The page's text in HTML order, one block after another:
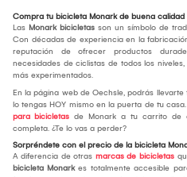
Compra tu bicicleta Monark de buena
Las Monark bicicletas son un símbolo de
Con décadas de experiencia en la
reputación de ofrecer productos
necesidades de ciclistas de todos los
más experimentados.
En la página web de Oechsle, podrás llevarte
lo tengas HOY mismo en la puerta de tu
para bicicletas de Monark a tu carrito de
completa. ¿Te lo vas a perder?
Sorpréndete con el precio de la bicicleta
A diferencia de otras marcas de bicicletas
bicicleta Monarkes totalmente accesible